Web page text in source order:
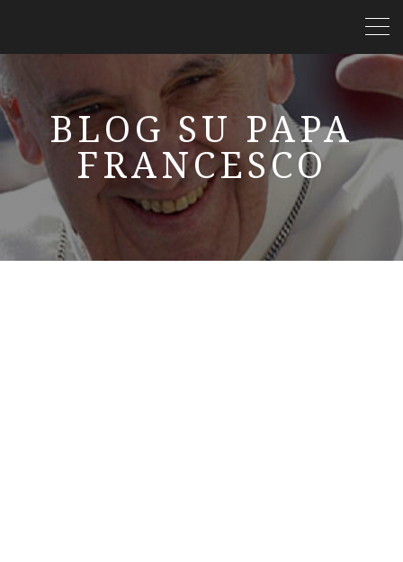
BLOG SU PAPA
FRANCESCO